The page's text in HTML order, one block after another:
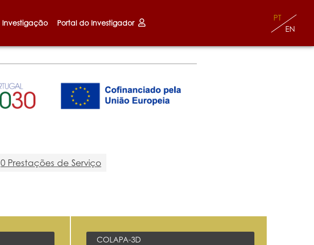
Investigação Portal do Investigador
EN
PT
0 Prestações de Serviço
COLAPA-3D